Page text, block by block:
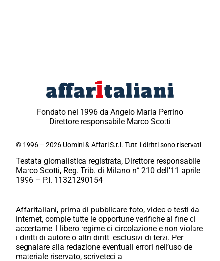
Fondato nel 1996 da Angelo Maria Perrino
Direttore responsabile Marco Scotti
© 1996 – 2026 Uomini & Affari S.r.l. Tutti i diritti sono riservati
Testata giornalistica registrata, Direttore responsabile
Marco Scotti, Reg. Trib. di Milano n° 210 dell’11 aprile
1996 – P.I. 11321290154
Affaritaliani, prima di pubblicare foto, video o testi da
internet, compie tutte le opportune verifiche al fine di
accertarne il libero regime di circolazione e non violare
i diritti di autore o altri diritti esclusivi di terzi. Per
segnalare alla redazione eventuali errori nell’uso del
materiale riservato, scriveteci a